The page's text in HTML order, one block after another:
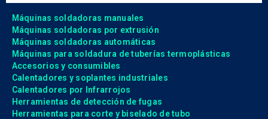
Máquinas soldadoras manuales
Máquinas soldadoras por extrusión
Máquinas soldadoras automáticas
Máquinas para soldadura de tuberías termoplásticas
Accesorios y consumibles
Calentadores y soplantes industriales
Calentadores por Infrarrojos
Herramientas de detección de fugas
Herramientas para corte y biselado de tubo